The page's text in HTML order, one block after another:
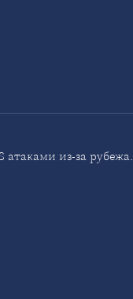
из-за рубежа.